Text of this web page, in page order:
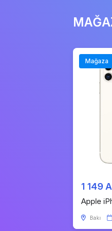
Mağaza
1 149
Apple
Bakı